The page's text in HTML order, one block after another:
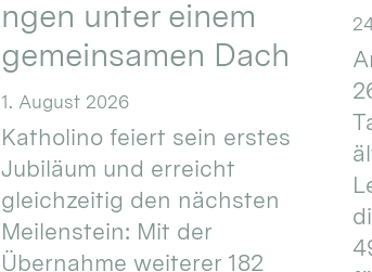
ngen unter einem
gemeinsamen Dach
1. August 2026
Katholino feiert sein erstes
Jubiläum und erreicht
gleichzeitig den nächsten
Meilenstein: Mit der
Übernahme weiterer 182